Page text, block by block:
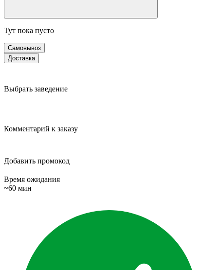
Тут пока пусто
Самовывоз
Доставка
Выбрать заведение
Комментарий к заказу
Добавить промокод
Время ожидания
~60 мин